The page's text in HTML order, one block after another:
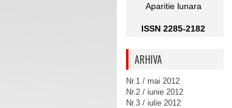
Aparitie lunara
ISSN 2285-2182
ARHIVA
Nr.1 / mai 2012
Nr.2 / iunie 2012
Nr.3 / iulie 2012